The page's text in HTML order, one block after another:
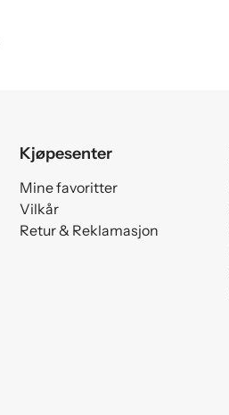
Kjøpesenter
Mine favoritter
Vilkår
Retur & Reklamasjon